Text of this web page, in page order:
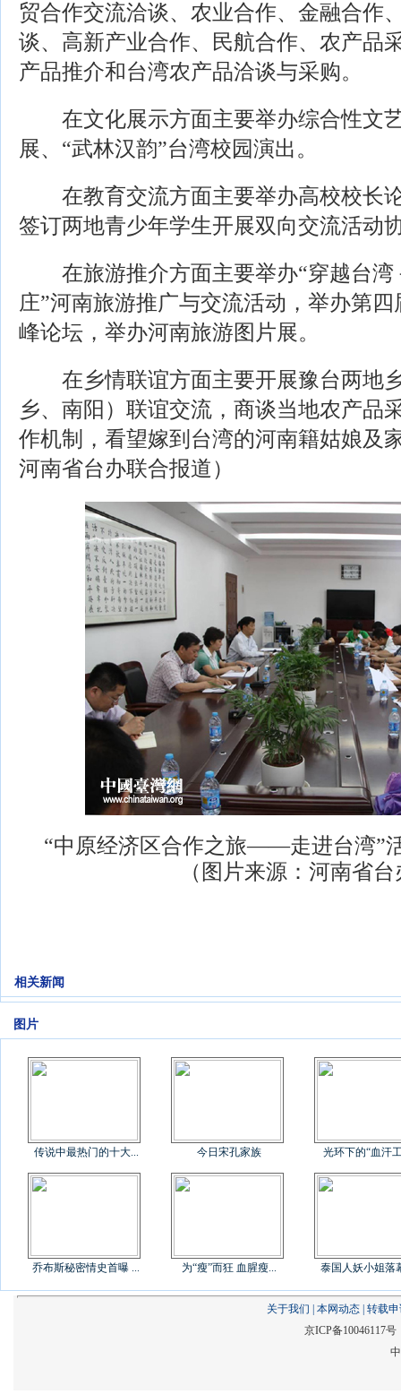
贸合作交流洽谈、农业合作、金融合作
谈、高新产业合作、民航合作、农产品
产品推介和台湾农产品洽谈与采购。
在文化展示方面主要举办综合性文
展、“武林汉韵”台湾校园演出。
在教育交流方面主要举办高校校长
签订两地青少年学生开展双向交流活动
在旅游推介方面主要举办“穿越台湾
庄”河南旅游推广与交流活动，举办第四
峰论坛，举办河南旅游图片展。
在乡情联谊方面主要开展豫台两地
乡、南阳）联谊交流，商谈当地农产品
作机制，看望嫁到台湾的河南籍姑娘及
河南省台办联合报道）
“中原经济区合作之旅——走进台湾”
（图片来源：河南省
相关新闻
图片
传说中最热门的十大... 今日宋孔家族 光环下的“血汗
乔布斯秘密情史首曝 ... 为“瘦”而狂 血腥瘦... 泰国人妖小姐落
关于我们 本网动态 转载
京ICP备10046117